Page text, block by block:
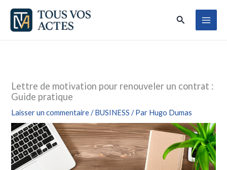
Aller
contenu
Rechercher
Lettre de motivation pour renouveler un contrat :
Guide pratique
Laisser un commentaire /BUSINESS / Par Hugo Dumas